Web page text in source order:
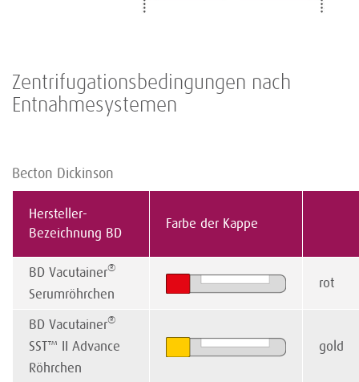
Zentrifugationsbedingungen nach
Entnahmesystemen
Becton Dickinson
Hersteller-
Bezeichnung BD
Farbe der Kappe
BD Vacutainer®
Serumröhrchen
rot
BD Vacutainer®
SST™ II Advance
Röhrchen
gold